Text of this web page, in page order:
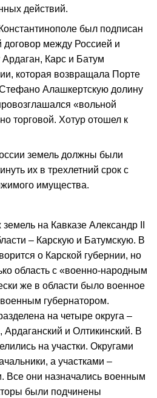
действий.
был подписан
между Россией и
Карс и Батум
которая возвращала Порте
Алашкертскую долину
«вольной
торговой. Хотур отошел к
земель должны были
их в трехлетний срок с
имущества.
на Кавказе Александр II
– Карскую и Батумскую. В
о Карской губернии, но
область с «военно-народным
же в области было военное
губернатором.
на четыре округа –
Ардаганский и Олтикинский. В
на участки. Округами
а участками –
Все они назначались военным
были подчинены